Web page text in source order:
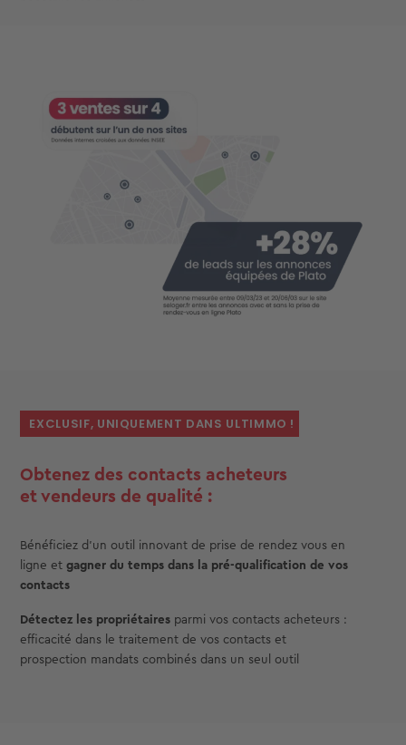
EXCLUSIF, UNIQUEMENT DANS ULTIMMO !
Obtenez des contacts acheteurs
et vendeurs de qualité :
Bénéficiez d’un outil innovant de prise de rendez vous en
ligne etgagner du temps dans la pré-qualification de vos
contacts
Détectez les propriétaires parmi vos contacts acheteurs :
efficacité dans le traitement de vos contacts et
prospection mandats combinés dans un seul outil